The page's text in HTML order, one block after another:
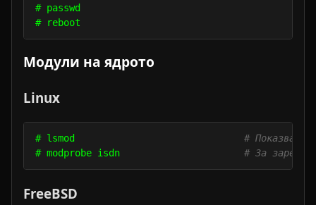
# passwd
Модули на ядрото
Linux
# lsmod # Показва
# modprobe isdn # За
FreeBSD